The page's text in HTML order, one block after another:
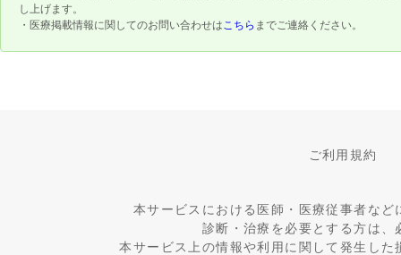
し上げます。
・医療掲載情報に関してのお問い合わせはこちら までご連絡ください。
ご利用規約
本サービスにおける医師・医療従事者な
診断・治療を必要とする方は
本サービス上の情報や利用に関して発生し